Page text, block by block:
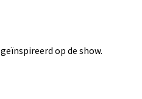
geïnspireerd op de show.